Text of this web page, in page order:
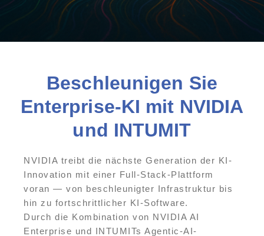
Beschleunigen Sie
Enterprise-KI mit NVIDIA
und INTUMIT
NVIDIA treibt die nächste Generation der KI-
Innovation mit einer Full-Stack-Plattform
voran — von beschleunigter Infrastruktur bis
hin zu fortschrittlicher KI-Software.
Durch die Kombination von NVIDIA AI
Enterprise und INTUMITs Agentic-AI-